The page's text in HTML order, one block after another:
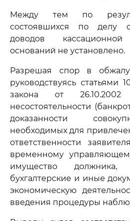
Между тем по
состоявшихся по делу
доводов
оснований не установлено.
Разрешая спор в
руководствуясь статьями
закона от
несостоятельности
доказанности
необходимых для
ответственности
временному
имущество
бухгалтерские и иные
экономическую
введения процедуры